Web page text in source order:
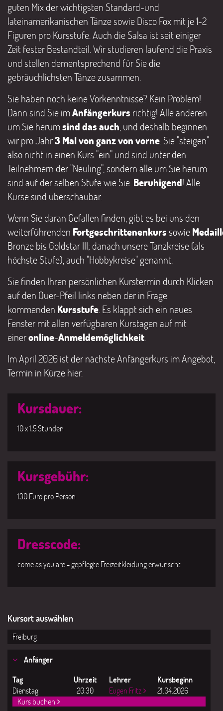
guten Mix der wichtigsten Standard-und
lateinamerikanischen Tänze sowie Disco Fox mit je 1-2
Figuren pro Kursstufe. Auch die Salsa ist seit einiger
Zeit fester Bestandteil. Wir studieren laufend die Praxis
und stellen dementsprechend für Sie die
gebräuchlichsten Tänze zusammen.
Sie haben noch keine Vorkenntnisse? Kein Problem!
Dann sind Sie imAnfängerkurs richtig! Alle anderen
um Sie herumsind das auch , und deshalb beginnen
wir pro Jahr3 Mal von ganz von vorne . Sie "steigen"
also nicht in einen Kurs "ein" und sind unter den
Teilnehmern der "Neuling", sondern alle um Sie herum
sind auf der selben Stufe wie Sie. Beruhigend! Alle
Kurse sind überschaubar.
Wenn Sie daran Gefallen finden, gibt es bei uns den
weiterführenden Fortgeschrittenenkurssowie
Bronze bis Goldstar III; danach unsere Tanzkreise (als
höchste Stufe), auch "Hobbykreise" genannt.
Sie finden Ihren persönlichen Kurstermin durch Klicken
auf den Quer-Pfeil links neben der in Frage
kommenden Kursstufe . Es klappt sich ein neues
Fenster mit allen verfügbaren Kurstagen auf mit
eineronline-Anmeldemöglichkeit
Im April 2026 ist der nächste Anfängerkurs im Angebot,
Termin in Kürze hier.
Kursdauer:
10 x 1,5 Stunden
Kursgebühr:
130 Euro pro Person
Dresscode:
come as you are - gepflegte Freizeitkleidung erwünscht
Freiburg
Anfänger
Tag
Uhrzeit Lehrer
Kursbeginn
Dienstag
20:30 Eugen Fritz
21.04.2026
Kurs buchen